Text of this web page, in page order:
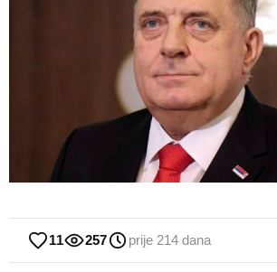
11 257 prije 214 dana